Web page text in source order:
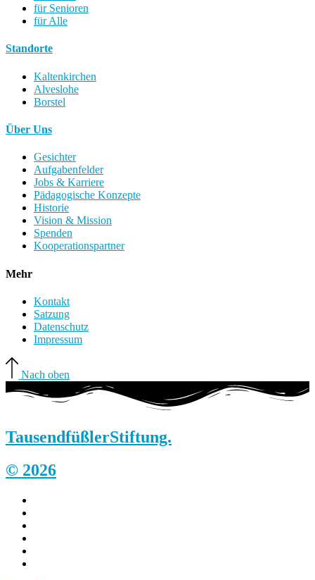
für Senioren
für Alle
Standorte
Kaltenkirchen
Alveslohe
Borstel
Über Uns
Gesichter
Aufgabenfelder
Jobs & Karriere
Pädagogische Konzepte
Historie
Vision & Mission
Spenden
Kooperationspartner
Mehr
Kontakt
Satzung
Datenschutz
Impressum
Nach oben
TausendfüßlerStiftung.
© 2026